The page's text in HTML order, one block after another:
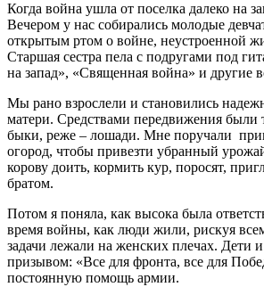
Когда война ушла от поселка далеко на
Вечером у нас собирались молодые
открытым ртом о войне, неустроенной
Старшая сестра пела с подругами под
на запад», «Священная война» и другие
Мы рано взрослели и становились
матери. Средствами передвижения были
быки, реже – лошади. Мне поручали
огород, чтобы привезти убранный
корову доить, кормить кур, поросят,
братом.
Потом я поняла, как высока была
время войны, как люди жили, рискуя
задачи лежали на женских плечах. Дети
призывом: «Все для фронта, все для
постоянную помощь армии.